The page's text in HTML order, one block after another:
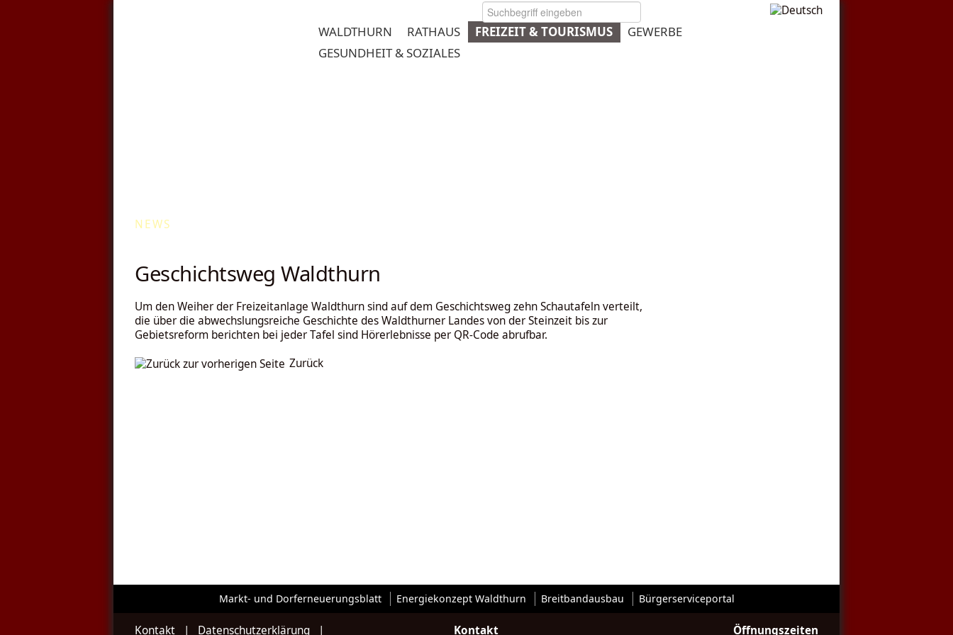
WALDTHURN RATHAUS FREIZEIT & TOURISMUS
GEWERBE
GESUNDHEIT & SOZIALES
NEWS
Geschichtsweg Waldthurn
Um den Weiher der Freizeitanlage Waldthurn sind auf dem Geschichtsweg zehn Schautafeln verteilt,
die über die abwechslungsreiche Geschichte des Waldthurner Landes von der Steinzeit bis zur
Gebietsreform berichten bei jeder Tafel sind Hörerlebnisse per QR-Code abrufbar.
Zurück
Markt- und Dorferneuerungsblatt Energiekonzept Waldthurn Breitbandausbau Bürgerserviceportal
Kontakt | Datenschutzerklärung | Kontakt Öffnungszeiten